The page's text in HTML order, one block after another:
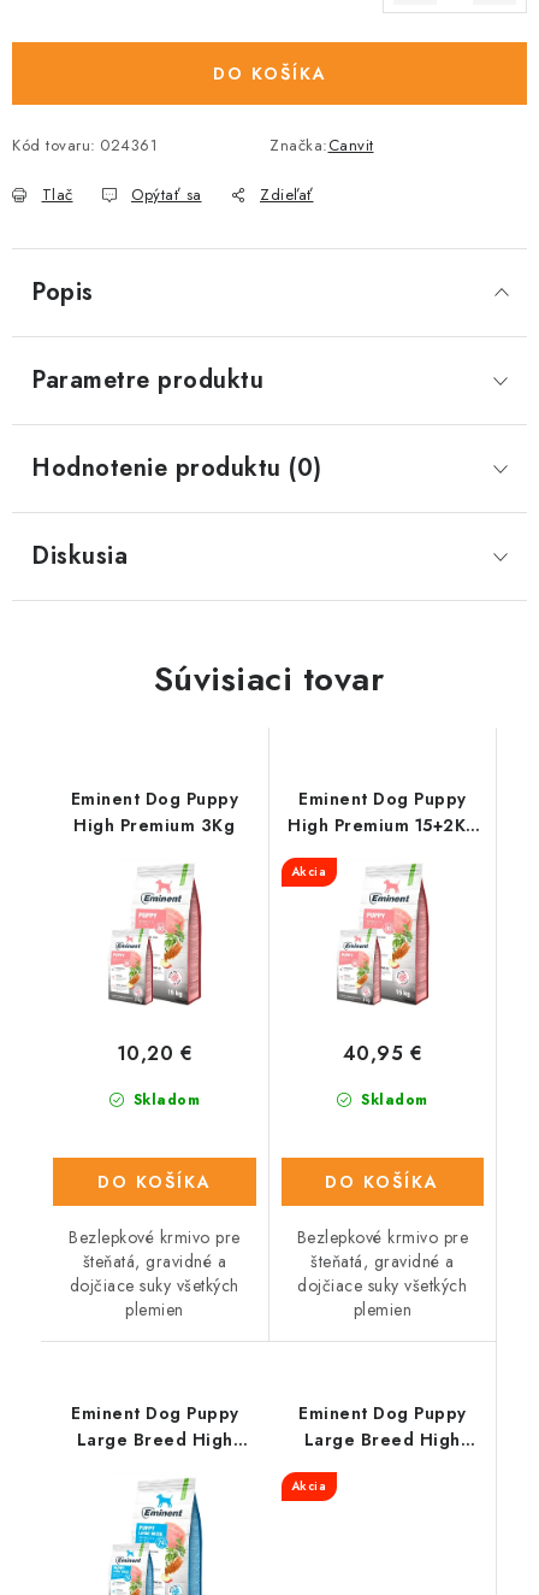
DO KOŠÍKA
Kód tovaru: 024361 Značka:Canvit
Tlač Opýtať sa Zdieľať
Popis
Parametre produktu
Hodnotenie produktu (0)
Diskusia
Súvisiaci tovar
Eminent Dog Puppy
High Premium 3Kg
Skladom
10,20 €
DO KOŠÍKA
Bezlepkové krmivo pre
šteňatá, gravidné a
dojčiace suky všetkých
plemien
Eminent Dog Puppy
High Premium 15+2Kg
Akcia
Skladom
40,95 €
DO KOŠÍKA
Bezlepkové krmivo pre
šteňatá, gravidné a
dojčiace suky všetkých
plemien
Eminent Dog Puppy
Large Breed High
Eminent Dog Puppy
Large Breed High
Akcia